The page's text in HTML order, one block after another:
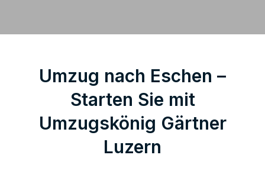
Umzug nach Eschen –
Starten Sie mit
Umzugskönig Gärtner
Luzern